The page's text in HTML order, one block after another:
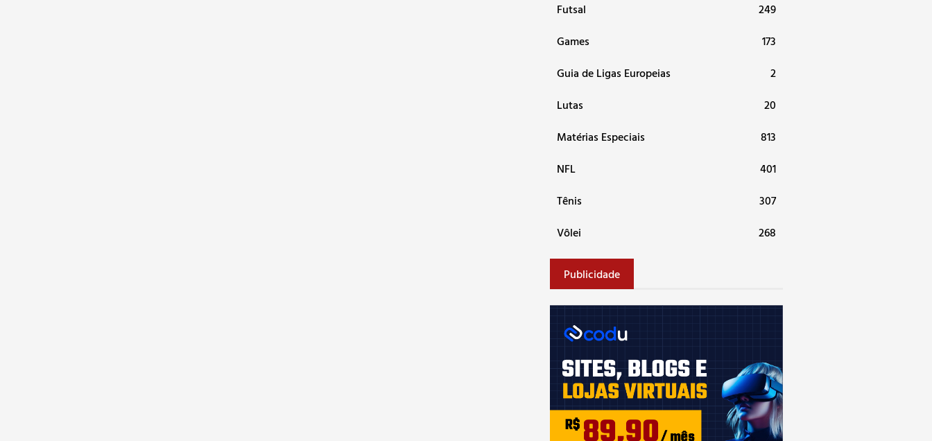
Futsal
249
Games
173
Guia de Ligas Europeias
2
Lutas
20
Matérias Especiais
813
NFL
401
Tênis
307
Vôlei
268
Publicidade